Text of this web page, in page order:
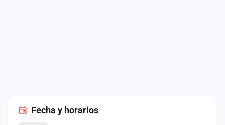
Fecha y horarios
Administración